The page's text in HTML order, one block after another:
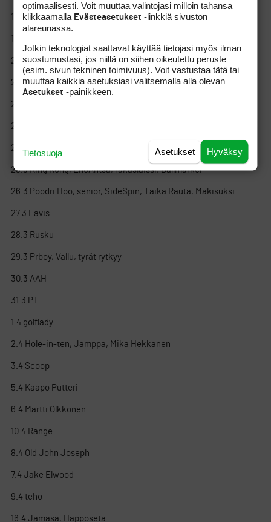
18.3 Henkka (ei kuulu kisaan), Teippi
19.3 duffman, Jylan, Jäsen XXL, Lapanteri, Captain Hook
20.3 Tukki
21.3 Ditto
22.3 Kyy, iikka, harrington
23.3 Anton 21, Phil
24.3 Metsämies, 4par, JJP, Golffun, Golfbot
25.3 King Kong, EnoAntsa, räkäslaissi, Ballmarker
26.3 Poodri Hoo, senior, SideSpin, Taika Rauta, Mäkisuksi
27.3 Lavis
28.3 Rusku
29.3 Prboy, Vallu, tyrät rytkyy
30.3 AAH
31.3 PT
1.4 golflady
2.4 Hole-in-ten, Jamppa, Mika Hekkanen
3.4 Scoop
5.4 Kaapo Putteri
6.4 Martti Olkkonen
10.4 Range
8.4 Old John Joseph
7.4 Jake Elwood
9.4 teho
16.4 Jamasa, Happosetä
optimaalisesti. Voit muuttaa valintojasi milloin tahansa
klikkaamalla Evästeasetukset -linkkiä sivuston
alareunassa.
Jotkin teknologiat saattavat käyttää tietojasi myös ilman
suostumustasi, jos niillä on siihen oikeutettu peruste
(esim. sivun tekninen toimivuus). Voit vastustaa tätä tai
muuttaa kaikkia asetuksiasi valitsemalla alla olevan
Asetukset -painikkeen.
Hyväksy
Asetukset
Tietosuoja